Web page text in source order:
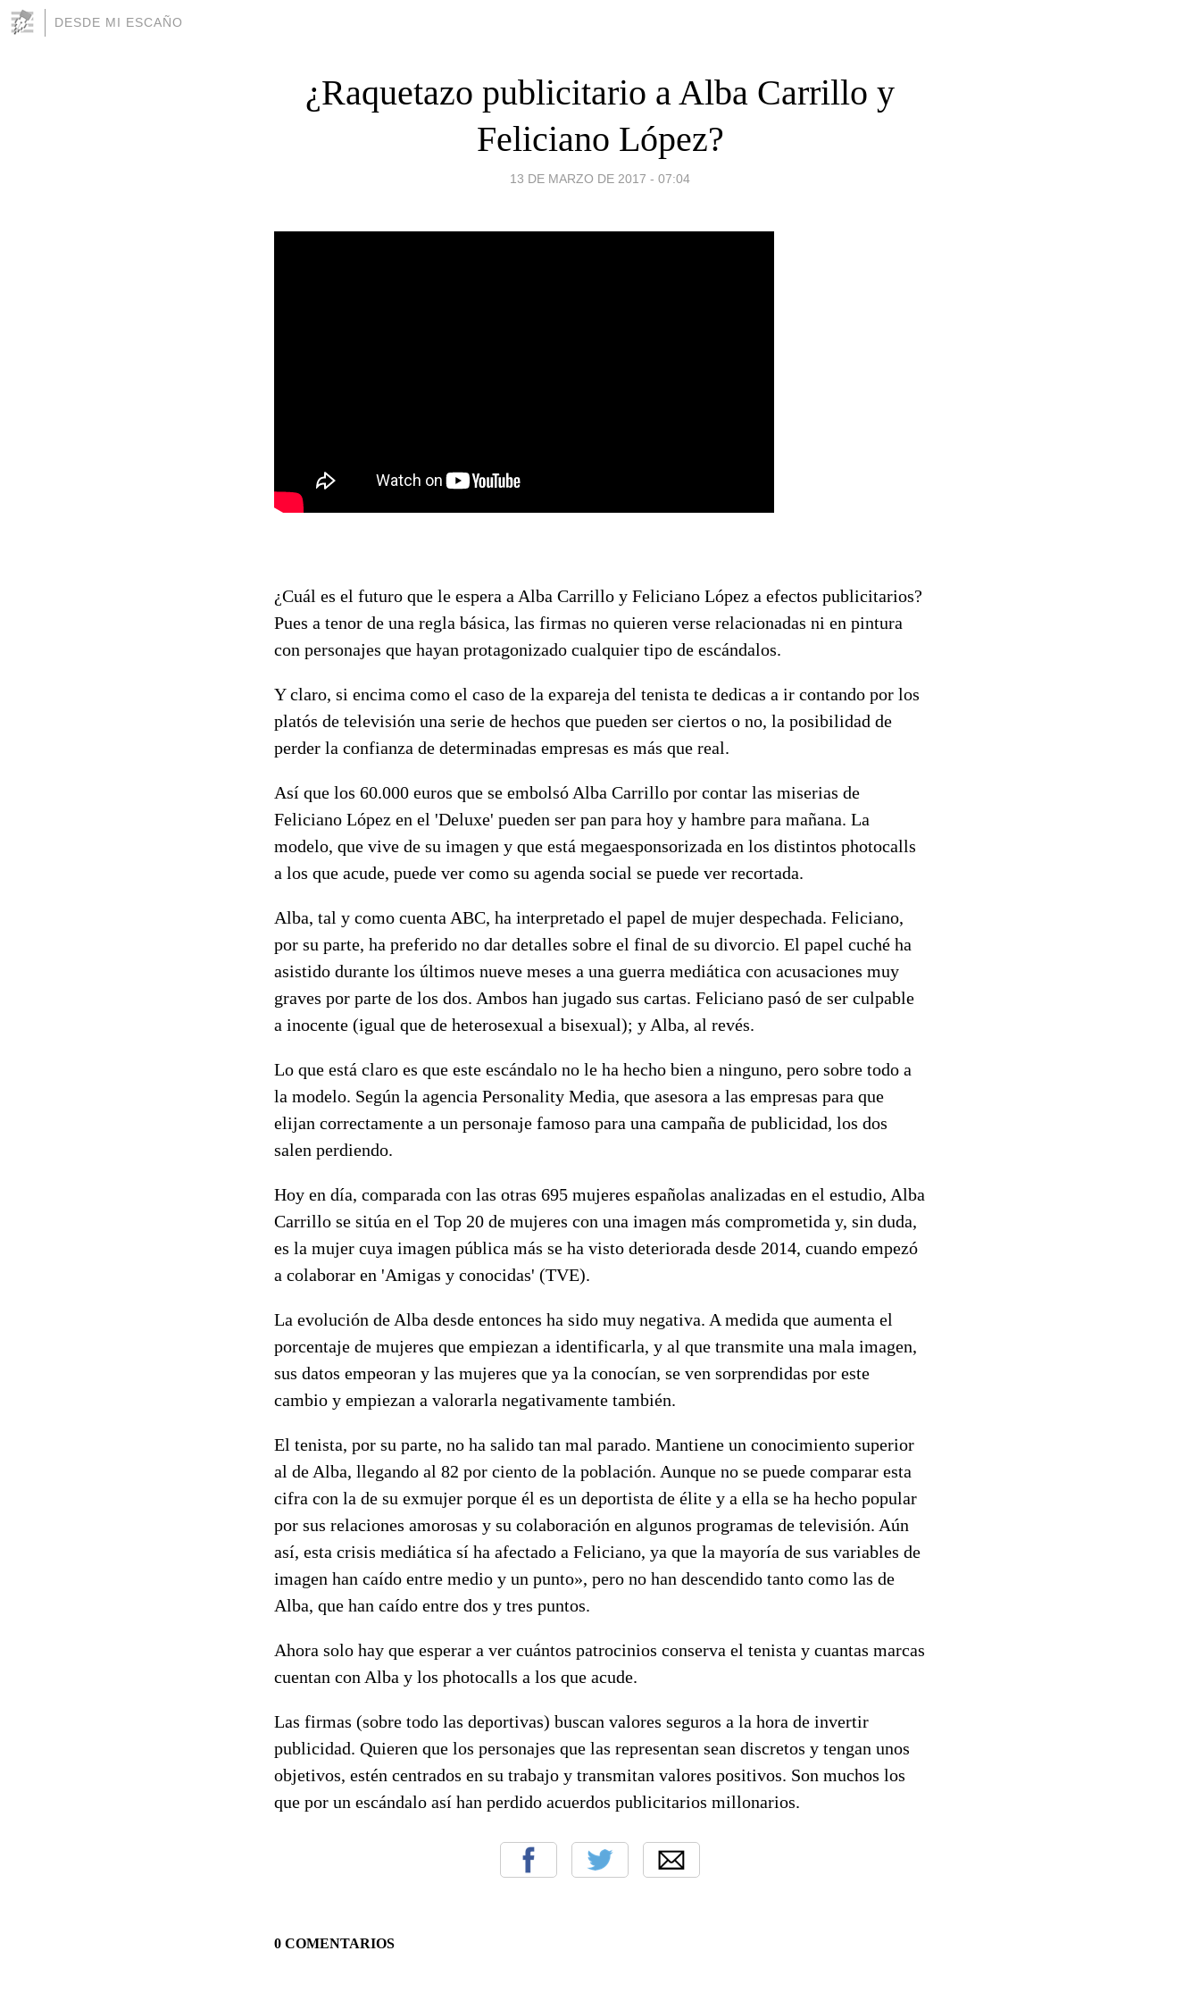
DESDE MI ESCAÑO
¿Raquetazo publicitario a Alba Carrillo y
Feliciano López?
13 DE MARZO DE 2017 - 07:04
¿Cuál es el futuro que le espera a Alba Carrillo y Feliciano López a efectos publicitarios?
Pues a tenor de una regla básica, las firmas no quieren verse relacionadas ni en pintura
con personajes que hayan protagonizado cualquier tipo de escándalos.
Y claro, si encima como el caso de la expareja del tenista te dedicas a ir contando por los
platós de televisión una serie de hechos que pueden ser ciertos o no, la posibilidad de
perder la confianza de determinadas empresas es más que real.
Así que los 60.000 euros que se embolsó Alba Carrillo por contar las miserias de
Feliciano López en el 'Deluxe' pueden ser pan para hoy y hambre para mañana. La
modelo, que vive de su imagen y que está megaesponsorizada en los distintos photocalls
a los que acude, puede ver como su agenda social se puede ver recortada.
Alba, tal y como cuenta ABC, ha interpretado el papel de mujer despechada. Feliciano,
por su parte, ha preferido no dar detalles sobre el final de su divorcio. El papel cuché ha
asistido durante los últimos nueve meses a una guerra mediática con acusaciones muy
graves por parte de los dos. Ambos han jugado sus cartas. Feliciano pasó de ser culpable
a inocente (igual que de heterosexual a bisexual); y Alba, al revés.
Lo que está claro es que este escándalo no le ha hecho bien a ninguno, pero sobre todo a
la modelo. Según la agencia Personality Media, que asesora a las empresas para que
elijan correctamente a un personaje famoso para una campaña de publicidad, los dos
salen perdiendo.
Hoy en día, comparada con las otras 695 mujeres españolas analizadas en el estudio, Alba
Carrillo se sitúa en el Top 20 de mujeres con una imagen más comprometida y, sin duda,
es la mujer cuya imagen pública más se ha visto deteriorada desde 2014, cuando empezó
a colaborar en 'Amigas y conocidas' (TVE).
La evolución de Alba desde entonces ha sido muy negativa. A medida que aumenta el
porcentaje de mujeres que empiezan a identificarla, y al que transmite una mala imagen,
sus datos empeoran y las mujeres que ya la conocían, se ven sorprendidas por este
cambio y empiezan a valorarla negativamente también.
El tenista, por su parte, no ha salido tan mal parado. Mantiene un conocimiento superior
al de Alba, llegando al 82 por ciento de la población. Aunque no se puede comparar esta
cifra con la de su exmujer porque él es un deportista de élite y a ella se ha hecho popular
por sus relaciones amorosas y su colaboración en algunos programas de televisión. Aún
así, esta crisis mediática sí ha afectado a Feliciano, ya que la mayoría de sus variables de
imagen han caído entre medio y un punto», pero no han descendido tanto como las de
Alba, que han caído entre dos y tres puntos.
Ahora solo hay que esperar a ver cuántos patrocinios conserva el tenista y cuantas marcas
cuentan con Alba y los photocalls a los que acude.
Las firmas (sobre todo las deportivas) buscan valores seguros a la hora de invertir
publicidad. Quieren que los personajes que las representan sean discretos y tengan unos
objetivos, estén centrados en su trabajo y transmitan valores positivos. Son muchos los
que por un escándalo así han perdido acuerdos publicitarios millonarios.
0 COMENTARIOS